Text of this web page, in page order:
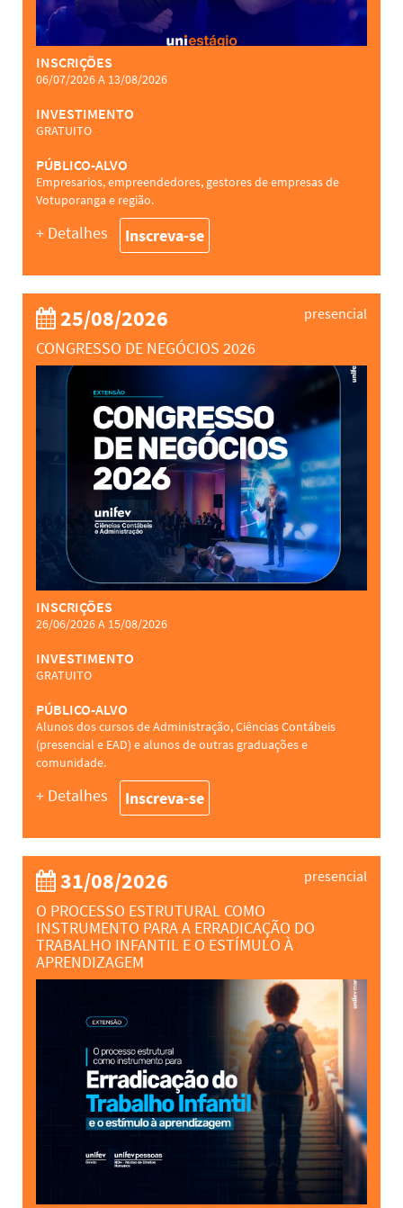
INSCRIÇÕES
06/07/2026 A 13/08/2026
INVESTIMENTO
GRATUITO
PÚBLICO-ALVO
Empresarios, empreendedores, gestores de empresas de
Votuporanga e região.
+ Detalhes Inscreva-se
presencial
25/08/2026
CONGRESSO DE NEGÓCIOS 2026
INSCRIÇÕES
26/06/2026 A 15/08/2026
INVESTIMENTO
GRATUITO
PÚBLICO-ALVO
Alunos dos cursos de Administração, Ciências Contábeis
(presencial e EAD) e alunos de outras graduações e
comunidade.
+ Detalhes Inscreva-se
presencial
31/08/2026
O PROCESSO ESTRUTURAL COMO
INSTRUMENTO PARA A ERRADICAÇÃO DO
TRABALHO INFANTIL E O ESTÍMULO À
APRENDIZAGEM